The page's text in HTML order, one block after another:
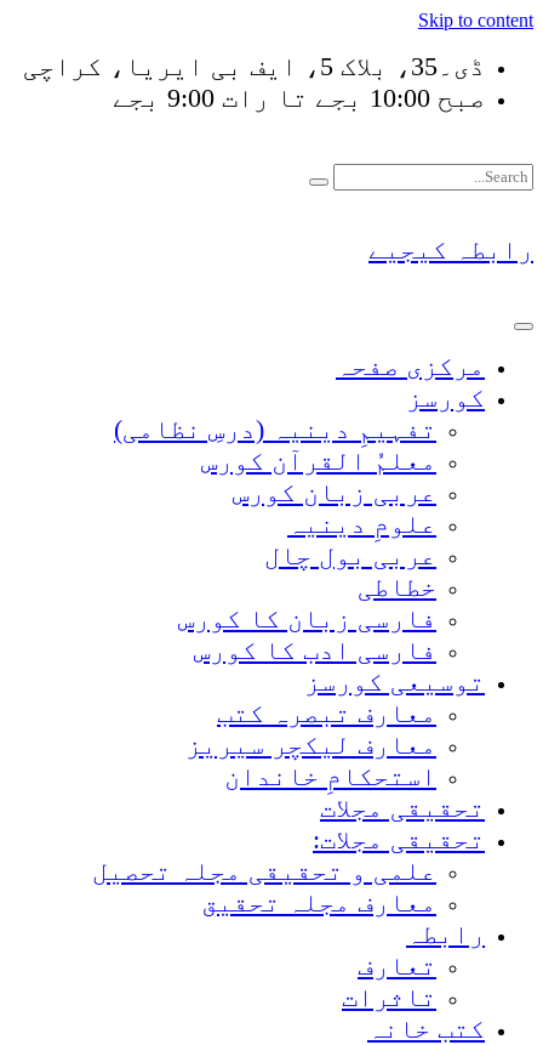
Skip to content
ڈی۔35، بلاک 5، ایف بی ایریا، کراچی
صبح 10:00 بجے تا رات 9:00 بجے
رابطہ کیجیے
مرکزی صفحہ
کورسز
تفہیمِ دینیہ (درسِ نظامی)
معلمُ القرآن کورس
عربی زبان کورس
علومِ دینیہ
عربی بول چال
خطاطی
فارسی زبان کا کورس
فارسی ادب کا کورس
توسیعی کورسز
معارف تبصرہ کتب
معارف لیکچر سیریز
استحکامِ خاندان
تحقیقی مجلات
تحقیقی مجلات:
علمی و تحقیقی مجلہ تحصیل
معارف مجلہ تحقیق
رابطہ
تعارف
تاثرات
کتب خانہ